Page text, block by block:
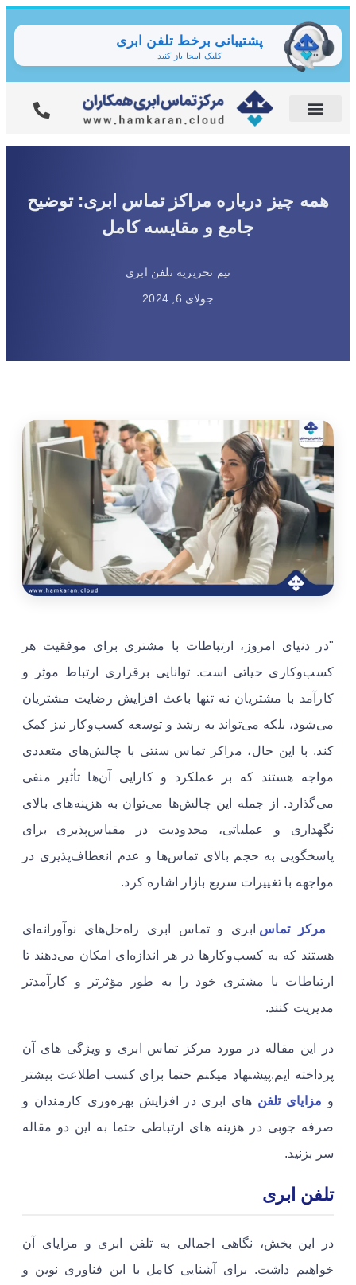
پشتیبانی برخط تلفن ابری
کلیک اینجا باز کنید
همه چیز درباره مراکز تماس ابری: توضیح
جامع و مقایسه کامل
تیم تحریریه تلفن ابری
جولای 6, 2024
"در دنیای امروز، ارتباطات با مشتری برای موفقیت هر
کسب‌وکاری حیاتی است. توانایی برقراری ارتباط موثر و
کارآمد با مشتریان نه تنها باعث افزایش رضایت مشتریان
می‌شود، بلکه می‌تواند به رشد و توسعه کسب‌وکار نیز کمک
کند. با این حال، مراکز تماس سنتی با چالش‌های متعددی
مواجه هستند که بر عملکرد و کارایی آن‌ها تأثیر منفی
می‌گذارد. از جمله این چالش‌ها می‌توان به هزینه‌های بالای
نگهداری و عملیاتی، محدودیت در مقیاس‌پذیری برای
پاسخگویی به حجم بالای تماس‌ها و عدم انعطاف‌پذیری در
مواجهه با تغییرات سریع بازار اشاره کرد.
مرکز تماسابری و تماس ابری راه‌حل‌های نوآورانه‌ای
هستند که به کسب‌وکارها در هر اندازه‌ای امکان می‌دهند تا
ارتباطات با مشتری خود را به طور مؤثرتر و کارآمدتر
مدیریت کنند.
در این مقاله در مورد مرکز تماس ابری و ویژگی های آن
پرداخته ایم.پیشنهاد میکنم حتما برای کسب اطلاعت بیشتر
ومزایای تلفنهای ابری در افزایش بهره‌وری کارمندان و
صرفه جوبی در هزینه های ارتباطی حتما به این دو مقاله
سر بزنید.
تلفن ابری
در این بخش، نگاهی اجمالی به تلفن ابری و مزایای آن
خواهیم داشت. برای آشنایی کامل با این فناوری نوین و